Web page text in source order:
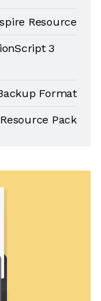
Resource
3
Format
Pack